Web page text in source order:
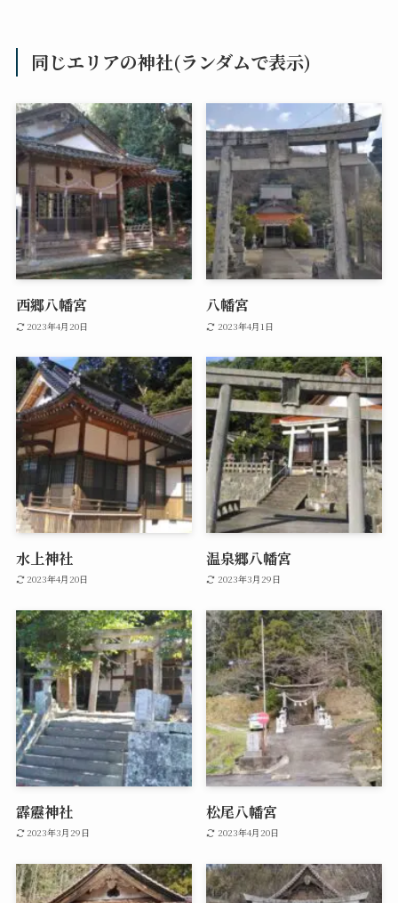
同じエリアの神社(ランダムで表示)
西郷八幡宮
2023年4月20日
八幡宮
2023年4月1日
水上神社
2023年4月20日
温泉郷八幡宮
2023年3月29日
霹靂神社
2023年3月29日
松尾八幡宮
2023年4月20日